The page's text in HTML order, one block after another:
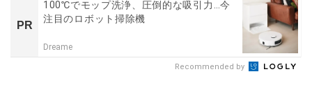
PR
100℃でモップ洗浄、圧倒的な吸引力…今
注目のロボット掃除機
Dreame
Recommended by